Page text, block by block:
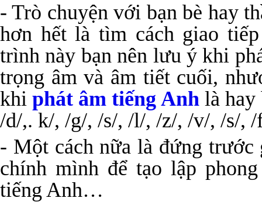
- Trò chuyện với bạn bè hay
hơn hết là tìm cách giao
trình này bạn nên lưu ý khi
trọng âm và âm tiết cuối,
khiphát âm tiếng Anhlà hay
/d/,. k/, /g/, /s/, /l/, /z/, /v/, /s/,
- Một cách nữa là đứng
chính mình để tạo lập
tiếng Anh…